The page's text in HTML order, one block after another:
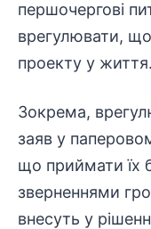
першочергові
врегулювати,
проекту у життя.
Зокрема,
заяв у
що приймати їх
зверненнями
внесуть у